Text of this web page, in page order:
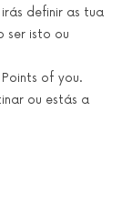
definir as tua
ser isto ou
of you.
ou estás a